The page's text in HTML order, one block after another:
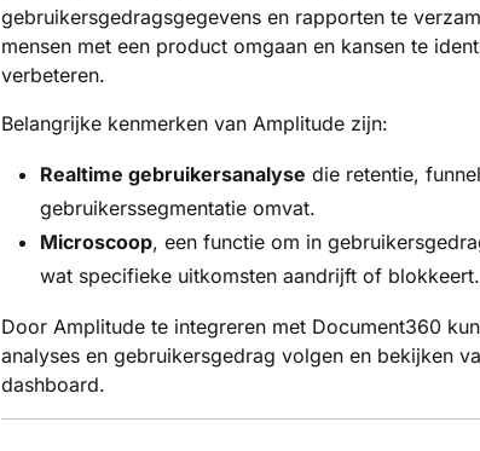
gebruikersgedragsgegevens en rapporten te
mensen met een product omgaan en kansen te
verbeteren.
Belangrijke kenmerken van Amplitude zijn:
Realtime gebruikersanalyse die retentie,
gebruikerssegmentatie omvat.
Microscoop, een functie om in
wat specifieke uitkomsten aandrijft of blokkeert.
Door Amplitude te integreren met Document360
analyses en gebruikersgedrag volgen en bekijken
dashboard.